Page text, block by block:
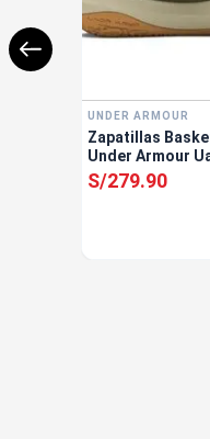
UNDER ARMOUR
Zapatillas
Under Armour
Verde
S/279.90